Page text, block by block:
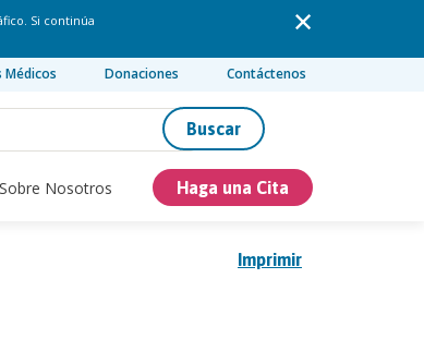
Si continúa
Médicos Donaciones Contáctenos
Buscar
Sobre Nosotros Haga una Cita
Imprimir